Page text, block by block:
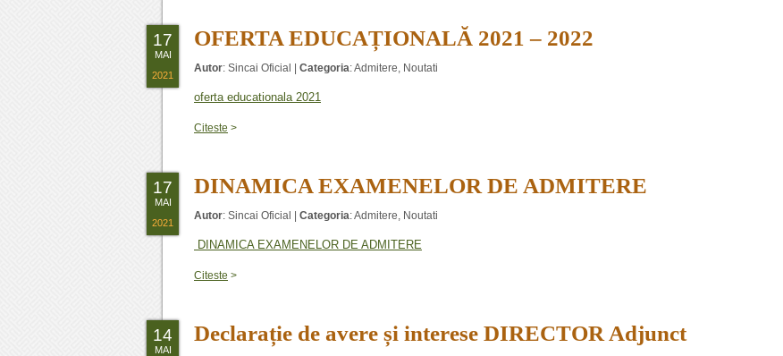
OFERTA EDUCAȚIONALĂ 2021 – 2022
Autor: Sincai Oficial Categoria:Admitere, Noutati
oferta educationala 2021
Citeste >
17
MAI
2021
DINAMICA EXAMENELOR DE ADMITERE
Autor: Sincai Oficial Categoria:Admitere, Noutati
DINAMICA EXAMENELOR DE ADMITERE
Citeste >
17
MAI
2021
Declarație de avere și interese DIRECTOR Adjunct
14
MAI